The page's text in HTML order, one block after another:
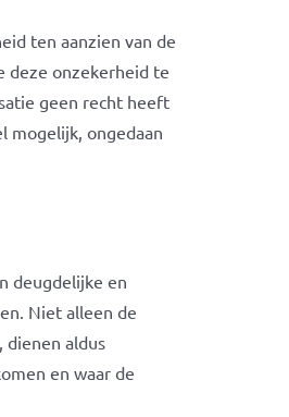
ten aanzien van de
deze onzekerheid te
geen recht heeft
mogelijk, ongedaan
deugdelijke en
Niet alleen de
dienen aldus
en waar de